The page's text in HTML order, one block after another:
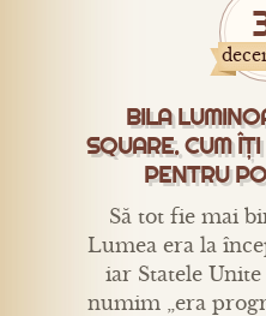
BILA
SQUARE. CUM
PENTRU
Să tot fie mai
Lumea era la
iar Statele Unite
numim „era